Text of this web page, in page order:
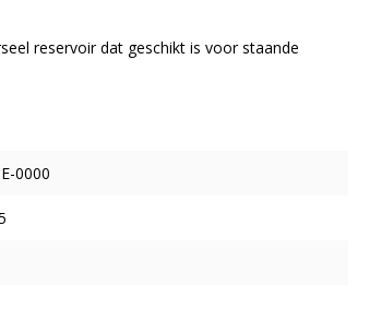
reservoir dat geschikt is voor staande
0000